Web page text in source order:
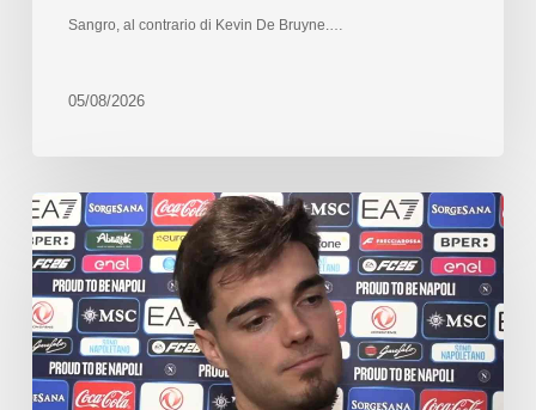
Sangro, al contrario di Kevin De Bruyne.…
05/08/2026